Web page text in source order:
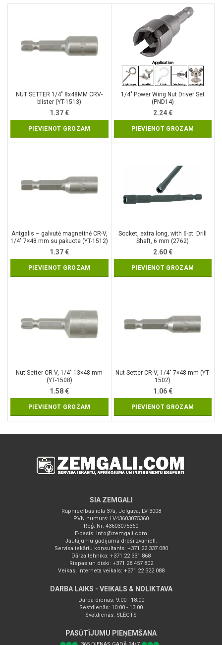
NUT SETTER 1/4″ 8x48MM CRV-
blister (YT-1513)
1.37€
PIEVIENOT GROZAM
1/4″ Power Wing Nut Driver Set
(PND14)
2.24€
PIEVIENOT GROZAM
Antgalis – galvutė magnetinė CR-V,
1/4″ 7×48 mm su pakuote (YT-1512)
1.37€
PIEVIENOT GROZAM
Socket, extra long, with 6-pt. Drill
Shaft, 6 mm (2762)
2.60€
PIEVIENOT GROZAM
Nut Setter CR-V, 1/4″ 13×48 mm
(YT-1508)
1.58€
PIEVIENOT GROZAM
Nut Setter CR-V, 1/4″ 7×48 mm (YT-
1502)
1.06€
PIEVIENOT GROZAM
SIA ZEMGALI
Rūpniecības iela 37a, Jelgava, LV-3008
PVN numurs: LV43603075360
Reģ. Nr: 43603075360
E-pasts: info@zemgali.com
Jautājumu gadījumā droši zvaniet!:
Servisa iekārtu konsultants: +371 22 337 080
Dārza tehnika: +371 22 331 868
Riepas un diski: +371 28 457 802
Veikas, interneta veikals: +371 22 322 088
DARBA LAIKS - VEIKALS & NOLIKTAVA
Darba dienās: 9:00 - 18:00
Sestdienās: 10:00 - 13:00
Svētdienās: SLĒGTS
PASŪTĪJUMU PIEŅEMŠANA